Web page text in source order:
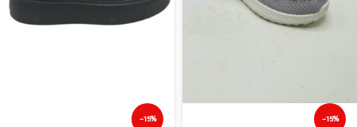
-15% -15%